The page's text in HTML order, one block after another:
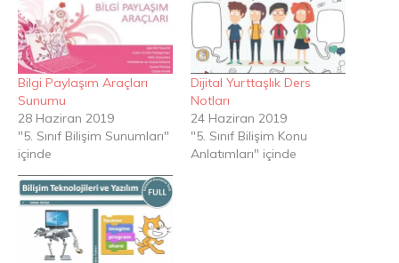
Bilgi Paylaşım Araçları
Sunumu
28 Haziran 2019
"5. Sınıf Bilişim Sunumları"
içinde
Dijital Yurttaşlık Ders
Notları
24 Haziran 2019
"5. Sınıf Bilişim Konu
Anlatımları" içinde